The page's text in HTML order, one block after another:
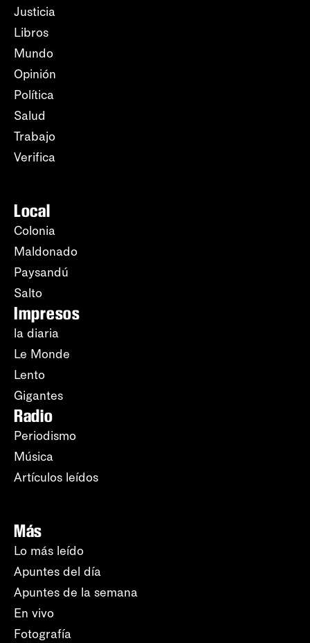
Justicia
Libros
Mundo
Opinión
Política
Salud
Trabajo
Verifica
Local
Colonia
Maldonado
Paysandú
Salto
Impresos
la diaria
Le Monde
Lento
Gigantes
Radio
Periodismo
Música
Artículos leídos
Más
Lo más leído
Apuntes del día
Apuntes de la semana
En vivo
Fotografía